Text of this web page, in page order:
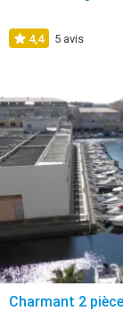
4,4 5 avis
Charmant 2